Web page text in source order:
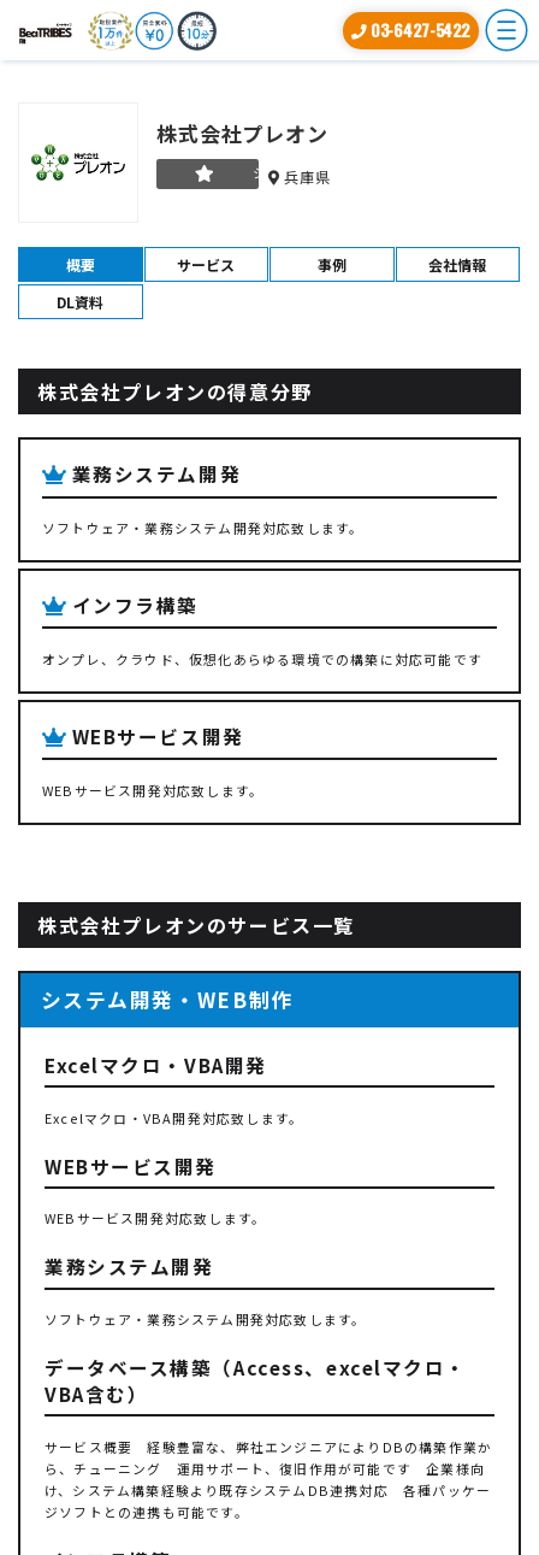
03-6427-5422
株式会社プレオン
シルバー
兵庫県
概要 サービス 事例
会社情報
DL資料
株式会社プレオンの得意分野
業務システム開発
ソフトウェア・業務システム開発対応致します。
インフラ構築
オンプレ、クラウド、仮想化あらゆる環境での構築に対応可能です
WEBサービス開発
WEBサービス開発対応致します。
株式会社プレオンのサービス一覧
システム開発・WEB制作
Excelマクロ・VBA開発
Excelマクロ・VBA開発対応致します。
WEBサービス開発
WEBサービス開発対応致します。
業務システム開発
ソフトウェア・業務システム開発対応致します。
データベース構築（Access、excelマクロ・
VBA含む）
サービス概要 経験豊富な、弊社エンジニアによりDBの構築作業か
ら、チューニング 運用サポート、復旧作用が可能です 企業様向
け、システム構築経験より既存システムDB連携対応 各種パッケー
ジソフトとの連携も可能です。